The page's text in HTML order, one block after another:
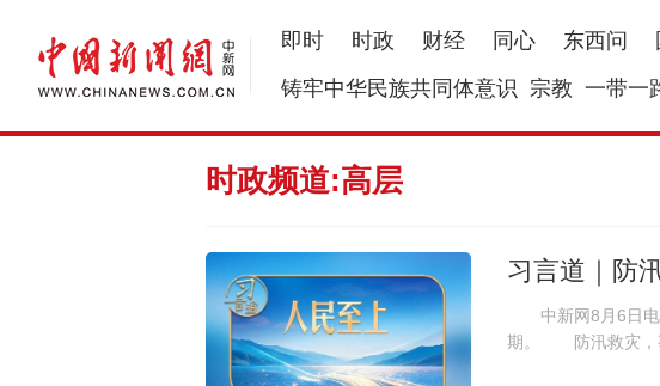
即时 时政 财经 同心 东西问
铸牢中华民族共同体意识 宗教 一带一
时政频道:高层
习言道｜防
中新网8月6日电
期。 防汛救灾，事